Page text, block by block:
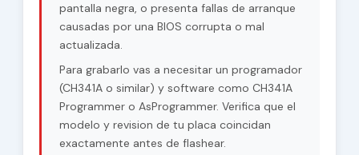
pantalla negra, o presenta fallas de arranque
causadas por una BIOS corrupta o mal
actualizada.
Para grabarlo vas a necesitar un programador
(CH341A o similar) y software como CH341A
Programmer o AsProgrammer. Verifica que el
modelo y revision de tu placa coincidan
exactamente antes de flashear.